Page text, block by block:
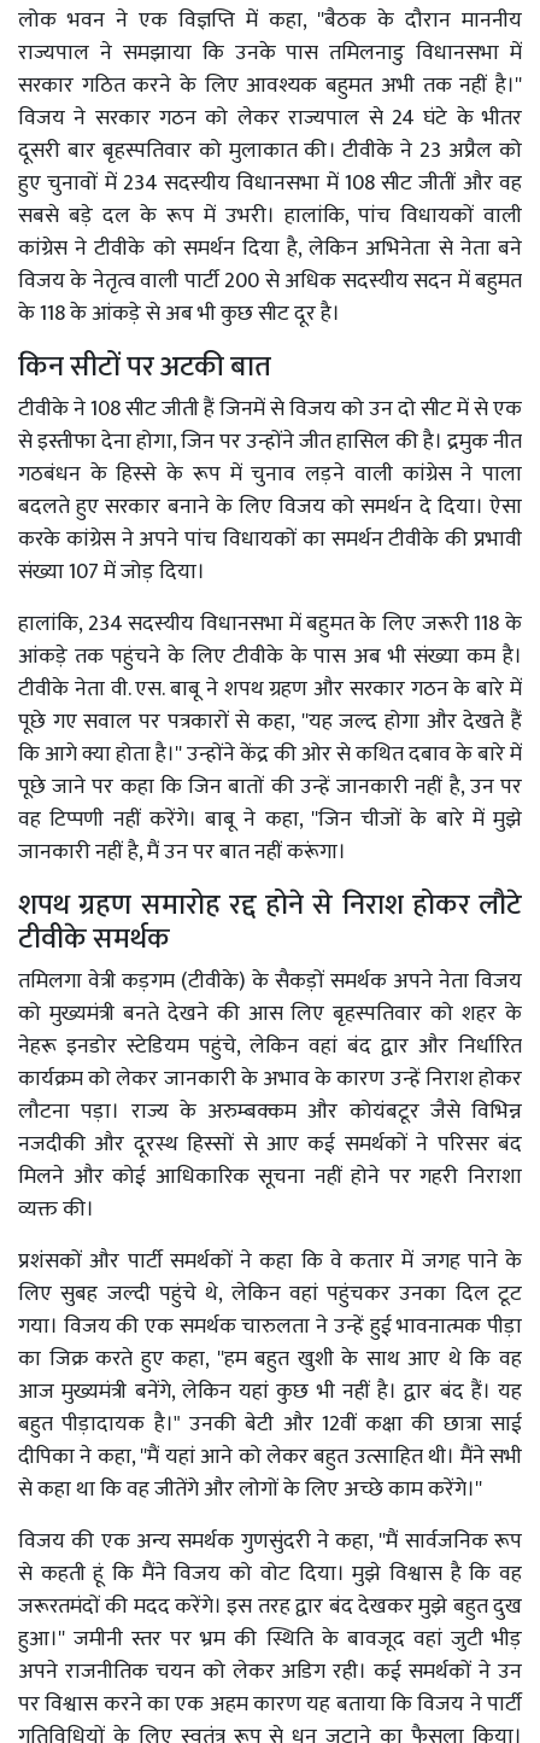
लोक भवन ने एक विज्ञप्ति में कहा, ''बैठक के दौरान माननीय
राज्यपाल ने समझाया कि उनके पास तमिलनाडु विधानसभा में
सरकार गठित करने के लिए आवश्यक बहुमत अभी तक नहीं है।''
विजय ने सरकार गठन को लेकर राज्यपाल से 24 घंटे के भीतर
दूसरी बार बृहस्पतिवार को मुलाकात की। टीवीके ने 23 अप्रैल को
हुए चुनावों में 234 सदस्यीय विधानसभा में 108 सीट जीतीं और वह
सबसे बड़े दल के रूप में उभरी। हालांकि, पांच विधायकों वाली
कांग्रेस ने टीवीके को समर्थन दिया है, लेकिन अभिनेता से नेता बने
विजय के नेतृत्व वाली पार्टी 200 से अधिक सदस्यीय सदन में बहुमत
के 118 के आंकड़े से अब भी कुछ सीट दूर है।
किन सीटों पर अटकी बात
टीवीके ने 108 सीट जीती हैं जिनमें से विजय को उन दो सीट में से एक
से इस्तीफा देना होगा, जिन पर उन्होंने जीत हासिल की है। द्रमुक नीत
गठबंधन के हिस्से के रूप में चुनाव लड़ने वाली कांग्रेस ने पाला
बदलते हुए सरकार बनाने के लिए विजय को समर्थन दे दिया। ऐसा
करके कांग्रेस ने अपने पांच विधायकों का समर्थन टीवीके की प्रभावी
संख्या 107 में जोड़ दिया।
हालांकि, 234 सदस्यीय विधानसभा में बहुमत के लिए जरूरी 118 के
आंकड़े तक पहुंचने के लिए टीवीके के पास अब भी संख्या कम है।
टीवीके नेता वी. एस. बाबू ने शपथ ग्रहण और सरकार गठन के बारे में
पूछे गए सवाल पर पत्रकारों से कहा, ''यह जल्द होगा और देखते हैं
कि आगे क्या होता है।'' उन्होंने केंद्र की ओर से कथित दबाव के बारे में
पूछे जाने पर कहा कि जिन बातों की उन्हें जानकारी नहीं है, उन पर
वह टिप्पणी नहीं करेंगे। बाबू ने कहा, ''जिन चीजों के बारे में मुझे
जानकारी नहीं है, मैं उन पर बात नहीं करूंगा।
शपथ ग्रहण समारोह रद्द होने से निराश होकर लौटे
टीवीके समर्थक
तमिलगा वेत्री कड़गम (टीवीके) के सैकड़ों समर्थक अपने नेता विजय
को मुख्यमंत्री बनते देखने की आस लिए बृहस्पतिवार को शहर के
नेहरू इनडोर स्टेडियम पहुंचे, लेकिन वहां बंद द्वार और निर्धारित
कार्यक्रम को लेकर जानकारी के अभाव के कारण उन्हें निराश होकर
लौटना पड़ा। राज्य के अरुम्बक्कम और कोयंबटूर जैसे विभिन्न
नजदीकी और दूरस्थ हिस्सों से आए कई समर्थकों ने परिसर बंद
मिलने और कोई आधिकारिक सूचना नहीं होने पर गहरी निराशा
व्यक्त की।
प्रशंसकों और पार्टी समर्थकों ने कहा कि वे कतार में जगह पाने के
लिए सुबह जल्दी पहुंचे थे, लेकिन वहां पहुंचकर उनका दिल टूट
गया। विजय की एक समर्थक चारुलता ने उन्हें हुई भावनात्मक पीड़ा
का जिक्र करते हुए कहा, ''हम बहुत खुशी के साथ आए थे कि वह
आज मुख्यमंत्री बनेंगे, लेकिन यहां कुछ भी नहीं है। द्वार बंद हैं। यह
बहुत पीड़ादायक है।" उनकी बेटी और 12वीं कक्षा की छात्रा साई
दीपिका ने कहा, ''मैं यहां आने को लेकर बहुत उत्साहित थी। मैंने सभी
से कहा था कि वह जीतेंगे और लोगों के लिए अच्छे काम करेंगे।''
विजय की एक अन्य समर्थक गुणसुंदरी ने कहा, ''मैं सार्वजनिक रूप
से कहती हूं कि मैंने विजय को वोट दिया। मुझे विश्वास है कि वह
जरूरतमंदों की मदद करेंगे। इस तरह द्वार बंद देखकर मुझे बहुत दुख
हुआ।'' जमीनी स्तर पर भ्रम की स्थिति के बावजूद वहां जुटी भीड़
अपने राजनीतिक चयन को लेकर अडिग रही। कई समर्थकों ने उन
पर विश्वास करने का एक अहम कारण यह बताया कि विजय ने पार्टी